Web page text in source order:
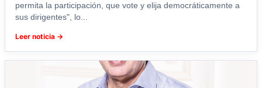
permita la participación, que vote y elija democráticamente a
sus dirigentes", lo...
Leer noticia →